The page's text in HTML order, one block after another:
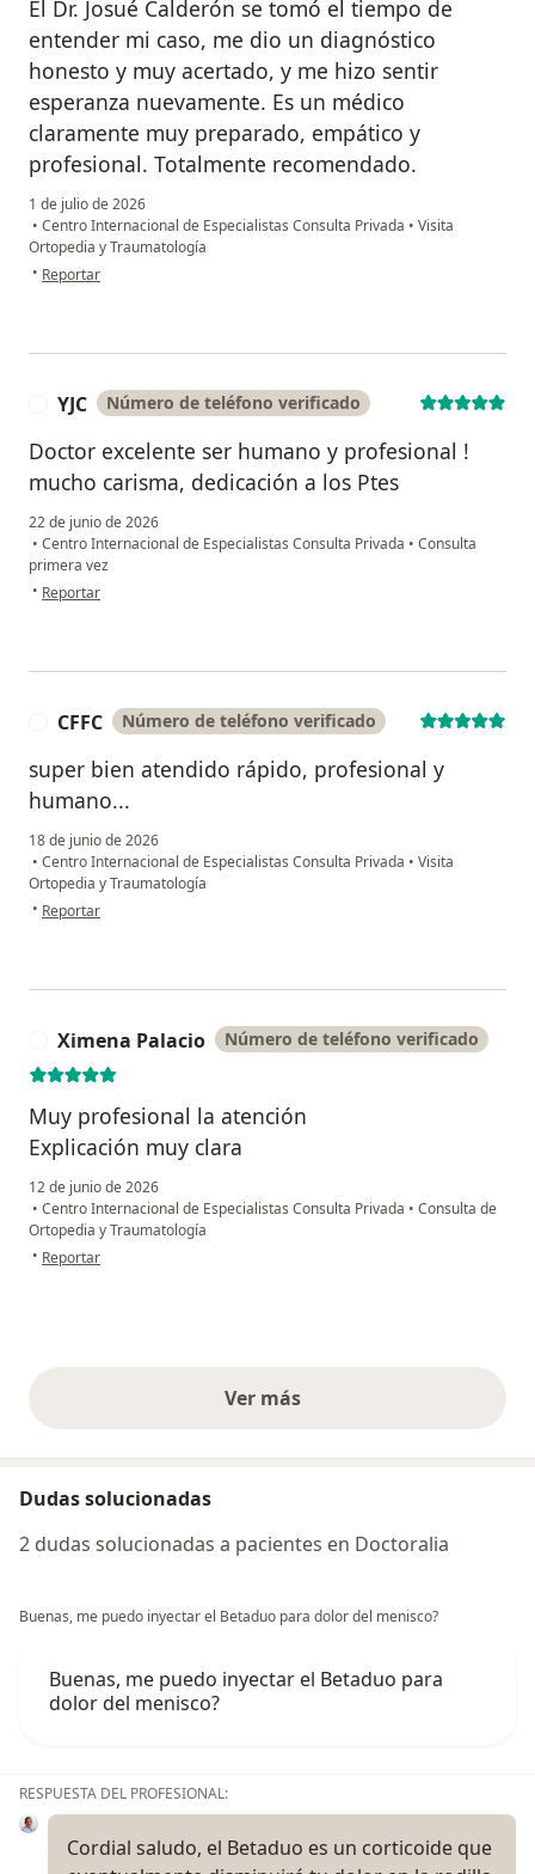
El Dr. Josué Calderón se tomó el tiempo de
entender mi caso, me dio un diagnóstico
honesto y muy acertado, y me hizo sentir
esperanza nuevamente. Es un médico
claramente muy preparado, empático y
profesional. Totalmente recomendado.
1 de julio de 2026
• Centro Internacional de Especialistas Consulta Privada • Visita
Ortopedia y Traumatología
• en opinión del usuario Paula Vega
Reportar
YJC Número de teléfono verificado
Doctor excelente ser humano y profesional !
mucho carisma, dedicación a los Ptes
22 de junio de 2026
• Centro Internacional de Especialistas Consulta Privada • Consulta
primera vez
• en opinión del usuario YJC
Reportar
CFFC Número de teléfono verificado
super bien atendido rápido, profesional y
humano...
18 de junio de 2026
• Centro Internacional de Especialistas Consulta Privada • Visita
Ortopedia y Traumatología
• en opinión del usuario CFFC
Reportar
Ximena Palacio Número de teléfono verificado
Muy profesional la atención
Explicación muy clara
12 de junio de 2026
• Centro Internacional de Especialistas Consulta Privada • Consulta de
Ortopedia y Traumatología
• en opinión del usuario Ximena Palacio
Reportar
Ver másopiniones anteriores
Dudas solucionadas
2 dudas solucionadas a pacientes en Doctoralia
Buenas, me puedo inyectar el Betaduo para dolor del menisco?
Buenas, me puedo inyectar el Betaduo para
dolor del menisco?
RESPUESTA DEL PROFESIONAL:
Cordial saludo, el Betaduo es un corticoide que